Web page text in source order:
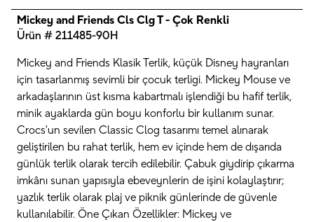
Mickey and Friends Cls Clg T - Çok Renkli
Ürün # 211485-90H
Mickey and Friends Klasik Terlik, küçük Disney hayranları
için tasarlanmış sevimli bir çocuk terligi. Mickey Mouse ve
arkadaşlarının üst kısma kabartmalı işlendiği bu hafif terlik,
minik ayaklarda gün boyu konforlu bir kullanım sunar.
Crocs'un sevilen Classic Clog tasarımı temel alınarak
geliştirilen bu rahat terlik, hem ev içinde hem de dışarıda
günlük terlik olarak tercih edilebilir. Çabuk giydirip çıkarma
imkânı sunan yapısıyla ebeveynlerin de işini kolaylaştırır;
yazlık terlik olarak plaj ve piknik günlerinde de güvenle
kullanılabilir. Öne Çıkan Özellikler: Mickey ve